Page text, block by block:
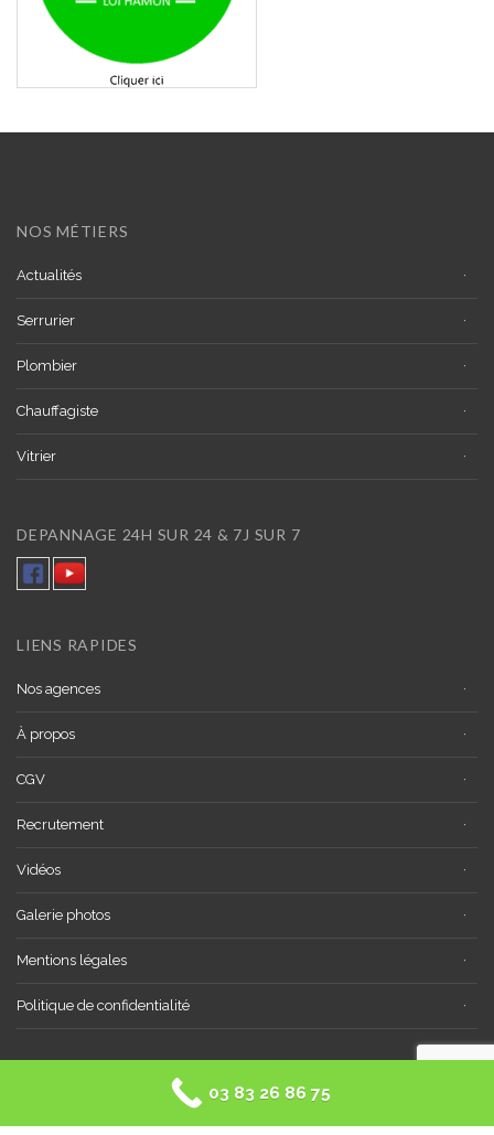
NOS MÉTIERS
Actualités
Serrurier
Plombier
Chauffagiste
Vitrier
DEPANNAGE 24H SUR 24 & 7J SUR 7
LIENS RAPIDES
Nos agences
À propos
CGV
Recrutement
Vidéos
Galerie photos
Mentions légales
Politique de confidentialité
03 83 26 86 75